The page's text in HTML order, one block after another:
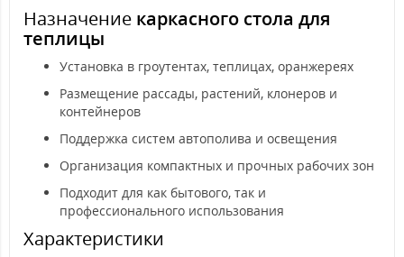
Назначение каркасного стола для
теплицы
Установка в гроутентах, теплицах, оранжереях
Размещение рассады, растений, клонеров и
контейнеров
Поддержка систем автополива и освещения
Организация компактных и прочных рабочих зон
Подходит для как бытового, так и
профессионального использования
Характеристики